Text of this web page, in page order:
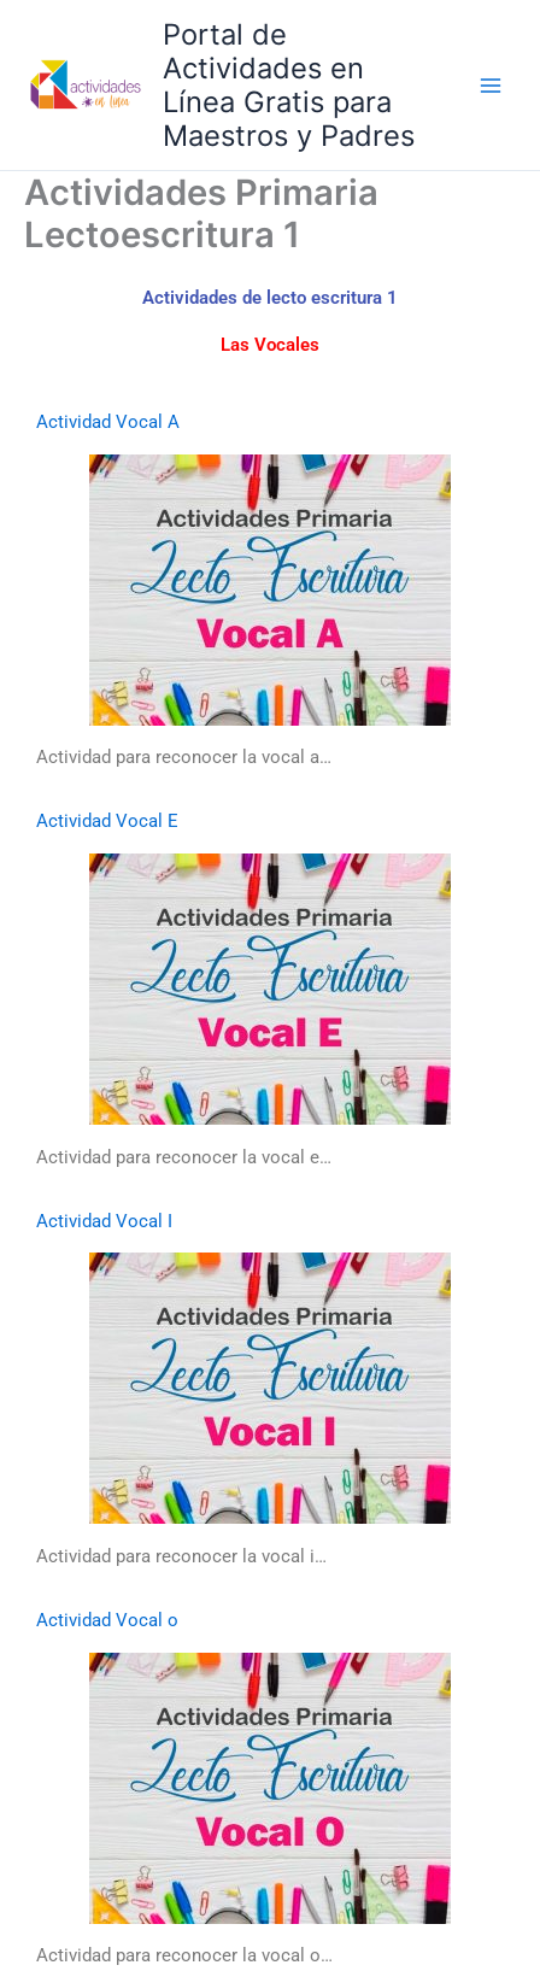
contenido
Portal de
Actividades en
Línea Gratis para
Maestros y Padres
Actividades Primaria
Lectoescritura 1
Actividades de lecto escritura 1
Las Vocales
Actividad Vocal A
Actividad para reconocer la vocal a…
Actividad Vocal E
Actividad para reconocer la vocal e…
Actividad Vocal I
Actividad para reconocer la vocal i…
Actividad Vocal o
Actividad para reconocer la vocal o…